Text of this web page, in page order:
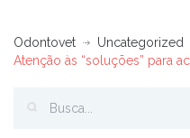
Odontovet
Uncategorized
Atenção às “soluções” para